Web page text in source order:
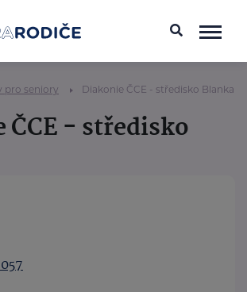
pro seniory Diakonie ČCE - středisko Blanka
ČCE - středisko